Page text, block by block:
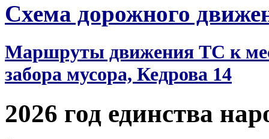
Схема дорожного
Маршруты движения ТС к
забора мусора, Кедрова 14
2026 год единства